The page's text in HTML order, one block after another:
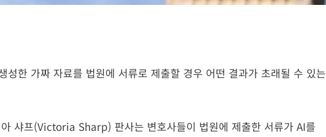
성한 가짜 자료를 법원에 서류로 제출할 경우 어떤 결과가 초래될 수 있는
샤프(Victoria Sharp) 판사는 변호사들이 법원에 제출한 서류가 AI를